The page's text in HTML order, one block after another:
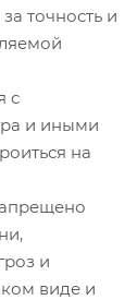
точность и
с
и иными
на
и
виде и